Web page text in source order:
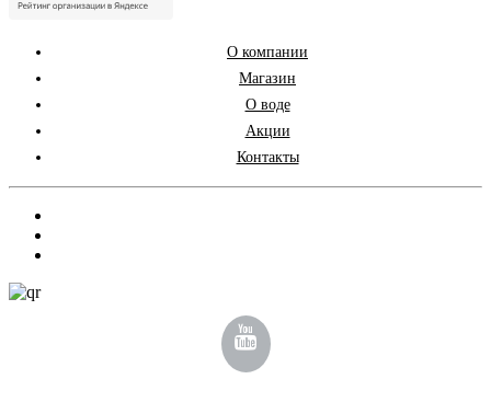
О компании
Магазин
О воде
Акции
Контакты